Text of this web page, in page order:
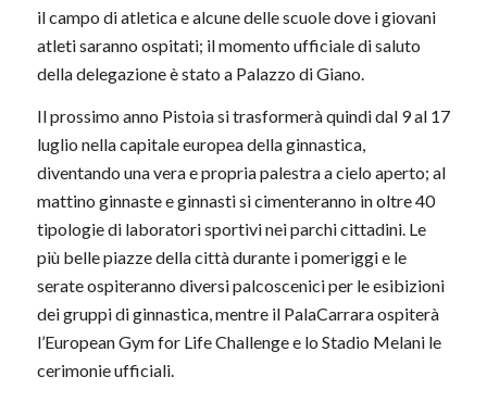
il campo di atletica e alcune delle scuole dove i giovani
atleti saranno ospitati; il momento ufficiale di saluto
della delegazione è stato a Palazzo di Giano.
Il prossimo anno Pistoia si trasformerà quindi dal 9 al 17
luglio nella capitale europea della ginnastica,
diventando una vera e propria palestra a cielo aperto; al
mattino ginnaste e ginnasti si cimenteranno in oltre 40
tipologie di laboratori sportivi nei parchi cittadini. Le
più belle piazze della città durante i pomeriggi e le
serate ospiteranno diversi palcoscenici per le esibizioni
dei gruppi di ginnastica, mentre il PalaCarrara ospiterà
l’European Gym for Life Challenge e lo Stadio Melani le
cerimonie ufficiali.